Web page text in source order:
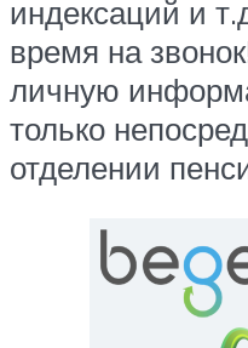
индексаций и
время на
личную
только
отделении